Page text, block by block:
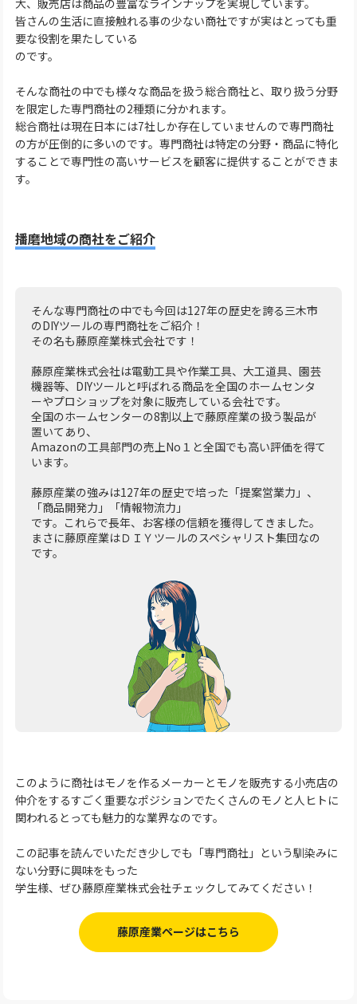
皆さんの生活に直接触れる事の少ない商社ですが実はとっても重
要な役割を果たしている
のです。
そんな商社の中でも様々な商品を扱う総合商社と、取り扱う分野
を限定した専門商社の2種類に分かれます。
総合商社は現在日本には7社しか存在していませんので専門商社
の方が圧倒的に多いのです。専門商社は特定の分野・商品に特化
することで専門性の高いサービスを顧客に提供することができま
す。
播磨地域の商社をご紹介
そんな専門商社の中でも今回は127年の歴史を誇る三木市
のDIYツールの専門商社をご紹介！
その名も藤原産業株式会社です！
藤原産業株式会社は電動工具や作業工具、大工道具、園芸
機器等、DIYツールと呼ばれる商品を全国のホームセンタ
ーやプロショップを対象に販売している会社です。
全国のホームセンターの8割以上で藤原産業の扱う製品が
置いてあり、
Amazonの工具部門の売上No１と全国でも高い評価を得て
います。
藤原産業の強みは127年の歴史で培った「提案営業力」、
「商品開発力」「情報物流力」
です。これらで長年、お客様の信頼を獲得してきました。
まさに藤原産業はＤＩＹツールのスペシャリスト集団なの
です。
このように商社はモノを作るメーカーとモノを販売する小売店の
仲介をするすごく重要なポジションでたくさんのモノと人ヒトに
関われるとっても魅力的な業界なのです。
この記事を読んでいただき少しでも「専門商社」という馴染みに
ない分野に興味をもった
学生様、ぜひ藤原産業株式会社チェックしてみてください！
藤原産業ページはこちら